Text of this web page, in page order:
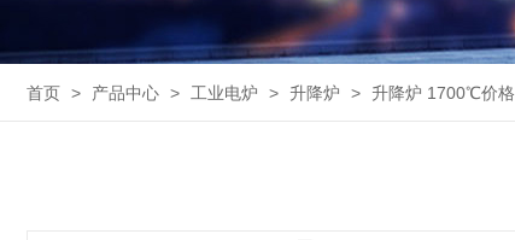
首页 > 产品中心 > 工业电炉 > 升降炉 > 升降炉 1700℃价格